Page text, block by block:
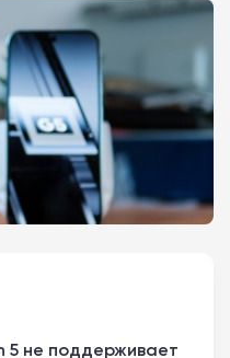
5 не поддерживает